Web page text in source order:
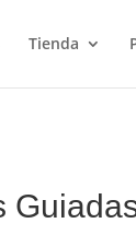
Tienda